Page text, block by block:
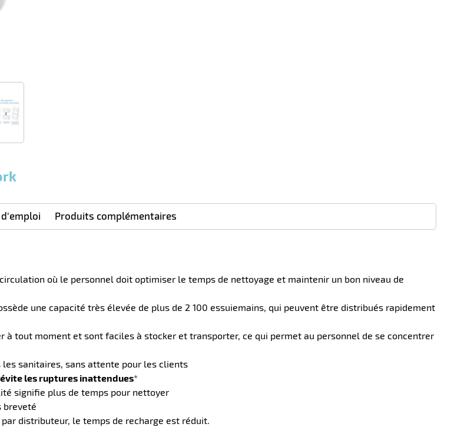
Produits complémentaires
où le personnel doit optimiser le temps de nettoyage et maintenir un bon niveau de
une capacité très élevée de plus de 2 100 essuiemains, qui peuvent être distribués rapidement
à tout moment et sont faciles à stocker et transporter, ce qui permet au personnel de se concentrer
sanitaires, sans attente pour les clients
évite les ruptures inattendues*
signifie plus de temps pour nettoyer
breveté
distributeur, le temps de recharge est réduit.